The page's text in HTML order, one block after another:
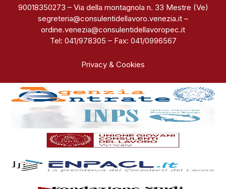
90018350273 – Via della montagnola n. 33 Mestre (Ve)
segreteria@consulentidellavoro.venezia.it –
ordine.venezia@consulentidellavoropec.it
Tel: 041/978305 – Fax: 041/0996567
Privacy & Cookies